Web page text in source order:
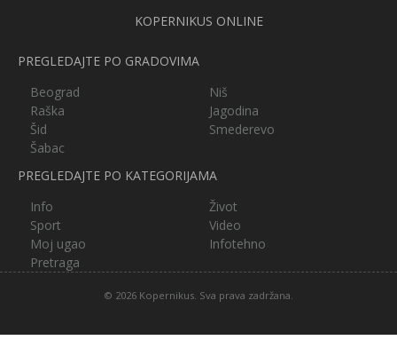
KOPERNIKUS ONLINE
PREGLEDAJTE PO GRADOVIMA
Beograd
Niš
Raška
Jagodina
Šid
Smederevo
Šabac
PREGLEDAJTE PO KATEGORIJAMA
Info
Život
Sport
Video
Moj ugao
Infotehno
Pretraga
© 2026 Kopernikus. Sva prava zadržana.